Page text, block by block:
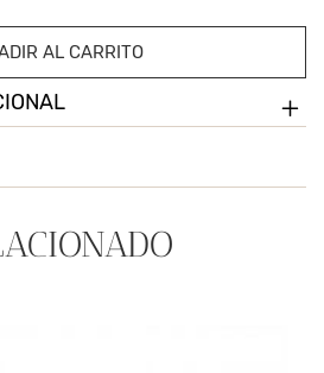
AL CARRITO